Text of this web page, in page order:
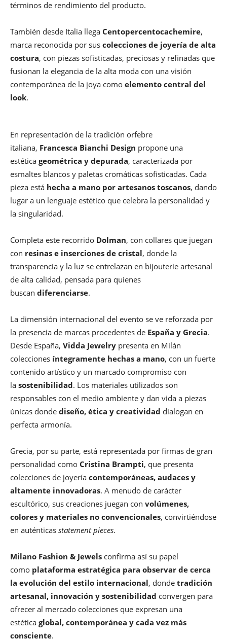
términos de rendimiento del producto.
También desde Italia llega Centopercentocachemire,
marca reconocida por sus colecciones de joyería de alta
costura, con piezas sofisticadas, preciosas y refinadas que
fusionan la elegancia de la alta moda con una visión
contemporánea de la joya como elemento central del
look.
En representación de la tradición orfebre
italiana, Francesca Bianchi Design propone una
estética geométrica y depurada, caracterizada por
esmaltes blancos y paletas cromáticas sofisticadas. Cada
pieza está hecha a mano por artesanos toscanos, dando
lugar a un lenguaje estético que celebra la personalidad y
la singularidad.
Completa este recorrido Dolman, con collares que juegan
con resinas e inserciones de cristal, donde la
transparencia y la luz se entrelazan en bijouterie artesanal
de alta calidad, pensada para quienes
buscan diferenciarse.
La dimensión internacional del evento se ve reforzada por
la presencia de marcas procedentes de España y Grecia.
Desde España, Vidda Jewelry presenta en Milán
colecciones íntegramente hechas a mano, con un fuerte
contenido artístico y un marcado compromiso con
la sostenibilidad. Los materiales utilizados son
responsables con el medio ambiente y dan vida a piezas
únicas donde diseño, ética y creatividad dialogan en
perfecta armonía.
Grecia, por su parte, está representada por firmas de gran
personalidad como Cristina Brampti, que presenta
colecciones de joyería contemporáneas, audaces y
altamente innovadoras. A menudo de carácter
escultórico, sus creaciones juegan con volúmenes,
colores y materiales no convencionales, convirtiéndose
en auténticas statement pieces.
Milano Fashion & Jewels confirma así su papel
como plataforma estratégica para observar de cerca
la evolución del estilo internacional, donde tradición
artesanal, innovación y sostenibilidad convergen para
ofrecer al mercado colecciones que expresan una
estética global, contemporánea y cada vez más
consciente.